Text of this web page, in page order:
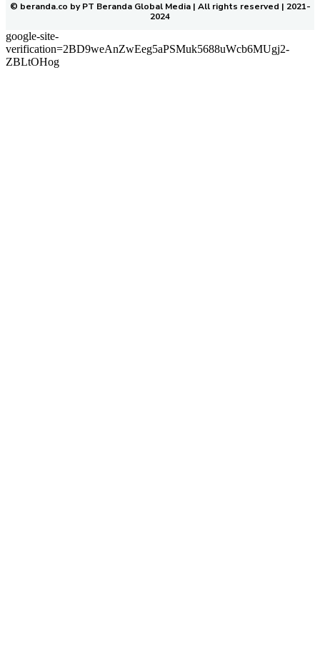
© beranda.co by PT Beranda Global Media | All rights reserved | 2021-
2024
google-site-
verification=2BD9weAnZwEeg5aPSMuk5688uWcb6MUgj2-
ZBLtOHog